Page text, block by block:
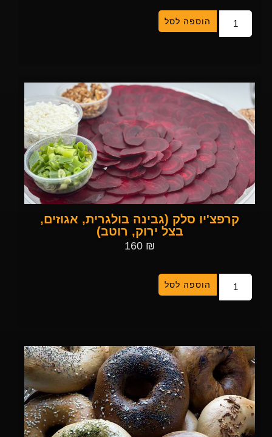
הוספה לסל
קרפצ'יו סלק (גבינה בולגרית, אגוזים,
בצל ירוק, רוטב)
₪
הוספה לסל